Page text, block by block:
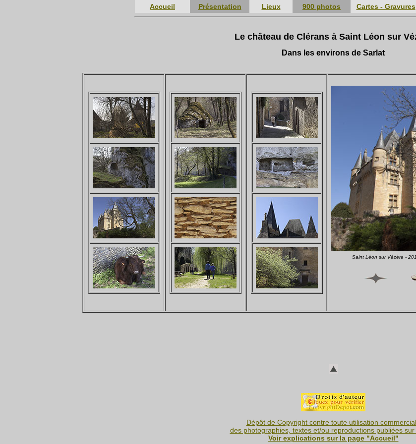
Accueil Présentation Lieux 900 photos Cartes - Gravures
Le château de Clérans à Saint Léon sur
Dans les environs de Sarlat
Saint Léon sur Vézère -
Dépôt de Copyright contre toute utilisation
des photographies, textes et/ou reproductions publiées sur
Voir explications sur la page "Accueil"